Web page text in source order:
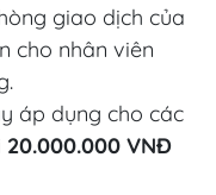
giao dịch của
cho nhân viên
áp dụng cho các
20.000.000 VNĐ